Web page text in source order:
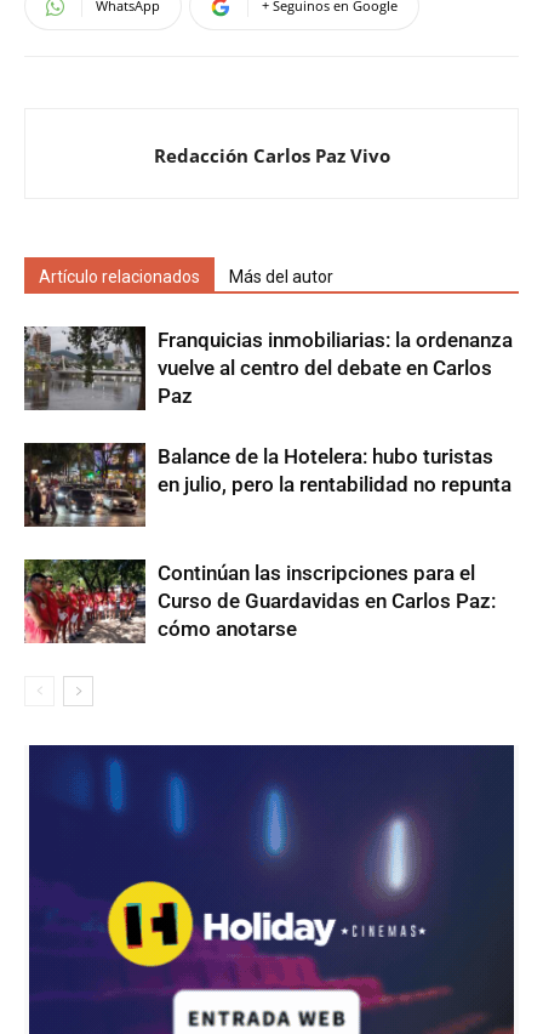
WhatsApp + Seguinos en Google
Redacción Carlos Paz Vivo
Artículo relacionados Más del autor
Franquicias inmobiliarias: la ordenanza
vuelve al centro del debate en Carlos
Paz
Balance de la Hotelera: hubo turistas
en julio, pero la rentabilidad no repunta
Continúan las inscripciones para el
Curso de Guardavidas en Carlos Paz:
cómo anotarse